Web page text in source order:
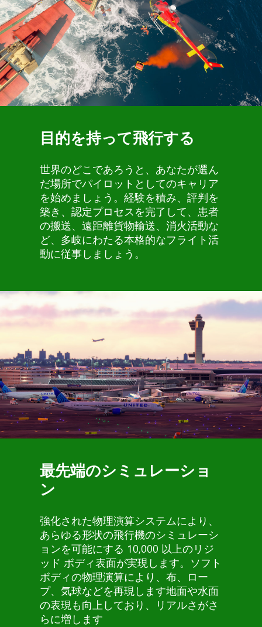
目的を持って飛行する
世界のどこであろうと、あなたが選ん
だ場所でパイロットとしてのキャリア
を始めましょう。経験を積み、評判を
築き、認定プロセスを完了して、患者
の搬送、遠距離貨物輸送、消火活動な
ど、多岐にわたる本格的なフライト活
動に従事しましょう。
最先端のシミュレーショ
ン
強化された物理演算システムにより、
あらゆる形状の飛行機のシミュレーシ
ョンを可能にする 10,000 以上のリジ
ッド ボディ表面が実現します。ソフト
ボディの物理演算により、布、ロー
プ、気球などを再現します地面や水面
の表現も向上しており、リアルさがさ
らに増します